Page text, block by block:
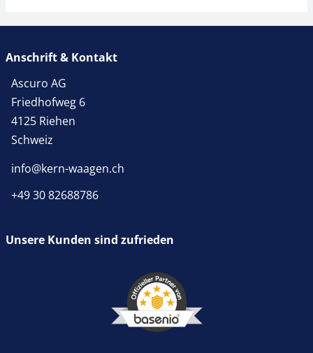
Anschrift & Kontakt
Ascuro AG
Friedhofweg 6
4125 Riehen
Schweiz
info@kern-waagen.ch
+49 30 82688786
Unsere Kunden sind zufrieden